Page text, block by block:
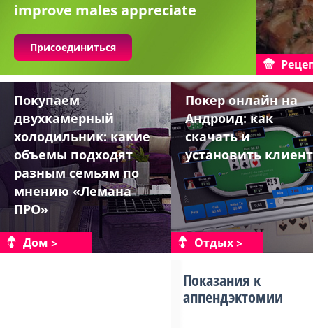
improve males appreciate
Присоединиться
Покупаем
двухкамерный
холодильник: какие
объемы подходят
разным семьям по
мнению «Лемана
ПРО»
Дом
Покер онлайн на
Андроид: как
скачать и
установить
Отдых
Показания к
аппендэктомии